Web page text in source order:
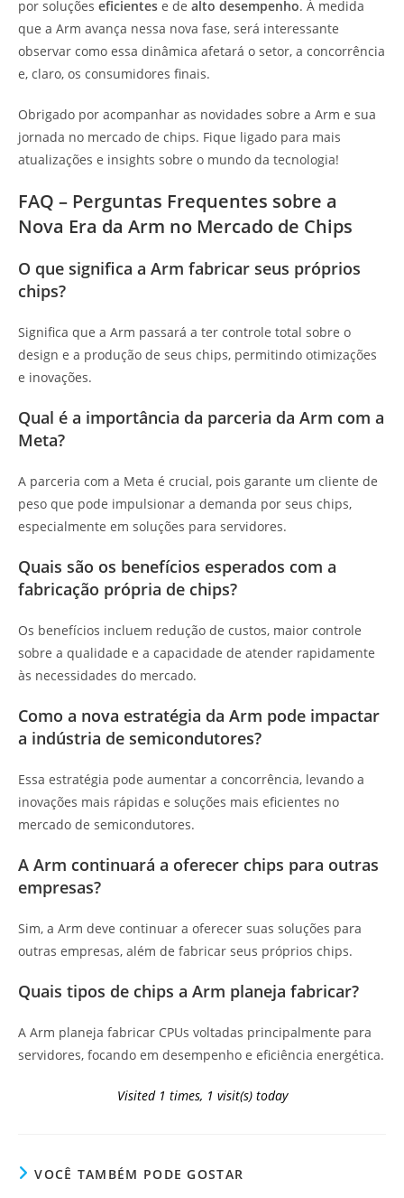
por soluções eficientes e de alto desempenho. À medida
que a Arm avança nessa nova fase, será interessante
observar como essa dinâmica afetará o setor, a concorrência
e, claro, os consumidores finais.
Obrigado por acompanhar as novidades sobre a Arm e sua
jornada no mercado de chips. Fique ligado para mais
atualizações e insights sobre o mundo da tecnologia!
FAQ – Perguntas Frequentes sobre a
Nova Era da Arm no Mercado de Chips
O que significa a Arm fabricar seus próprios
chips?
Significa que a Arm passará a ter controle total sobre o
design e a produção de seus chips, permitindo otimizações
e inovações.
Qual é a importância da parceria da Arm com a
Meta?
A parceria com a Meta é crucial, pois garante um cliente de
peso que pode impulsionar a demanda por seus chips,
especialmente em soluções para servidores.
Quais são os benefícios esperados com a
fabricação própria de chips?
Os benefícios incluem redução de custos, maior controle
sobre a qualidade e a capacidade de atender rapidamente
às necessidades do mercado.
Como a nova estratégia da Arm pode impactar
a indústria de semicondutores?
Essa estratégia pode aumentar a concorrência, levando a
inovações mais rápidas e soluções mais eficientes no
mercado de semicondutores.
A Arm continuará a oferecer chips para outras
empresas?
Sim, a Arm deve continuar a oferecer suas soluções para
outras empresas, além de fabricar seus próprios chips.
Quais tipos de chips a Arm planeja fabricar?
A Arm planeja fabricar CPUs voltadas principalmente para
servidores, focando em desempenho e eficiência energética.
Visited 1 times, 1 visit(s) today
VOCÊ TAMBÉM PODE GOSTAR